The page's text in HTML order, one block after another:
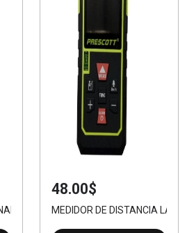
12V
48.00$
MEDIDOR DE DISTANCIA